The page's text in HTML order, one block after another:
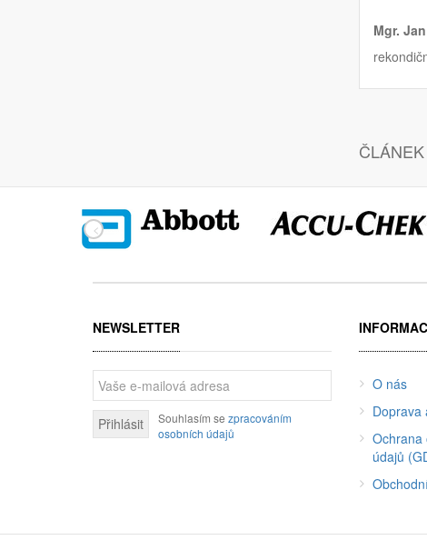
Mgr.
NEWSLETTER
Přihlásit Souhlasím se zpracováním
osobních údajů
O nás
Doprava
Ochrana
údajů